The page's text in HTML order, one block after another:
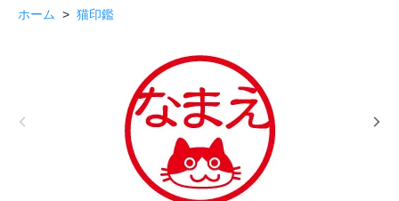
ホーム > 猫印鑑